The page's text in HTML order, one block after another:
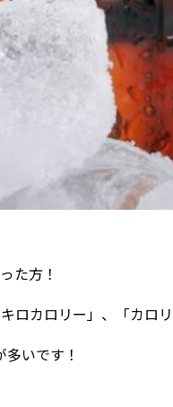
た方！
ロカロリー」、「カロ
いです！